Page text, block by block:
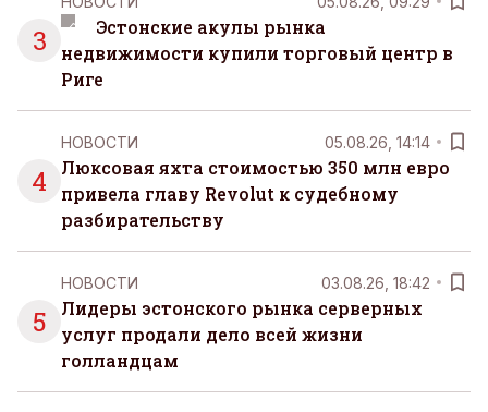
3
Эстонские акулы рынка
недвижимости купили торговый центр в
Риге
4
НОВОСТИ 05.08.26, 14:14
Люксовая яхта стоимостью 350 млн евро
привела главу Revolut к судебному
разбирательству
5
НОВОСТИ 03.08.26, 18:42
Лидеры эстонского рынка серверных
услуг продали дело всей жизни
голландцам